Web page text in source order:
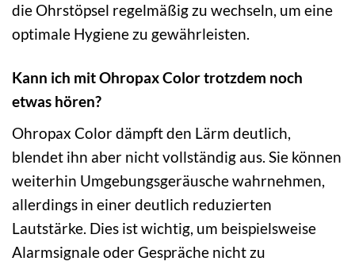
die Ohrstöpsel regelmäßig zu wechseln, um eine
optimale Hygiene zu gewährleisten.
Kann ich mit Ohropax Color trotzdem noch
etwas hören?
Ohropax Color dämpft den Lärm deutlich,
blendet ihn aber nicht vollständig aus. Sie können
weiterhin Umgebungsgeräusche wahrnehmen,
allerdings in einer deutlich reduzierten
Lautstärke. Dies ist wichtig, um beispielsweise
Alarmsignale oder Gespräche nicht zu